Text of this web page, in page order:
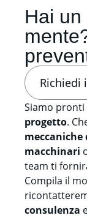
Hai
Richiedi
Siamo
progetto.
meccaniche
macchinari
team ti
Compila il
consulenza